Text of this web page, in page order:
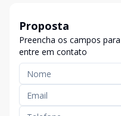
Proposta
Preencha os campos
entre em contato